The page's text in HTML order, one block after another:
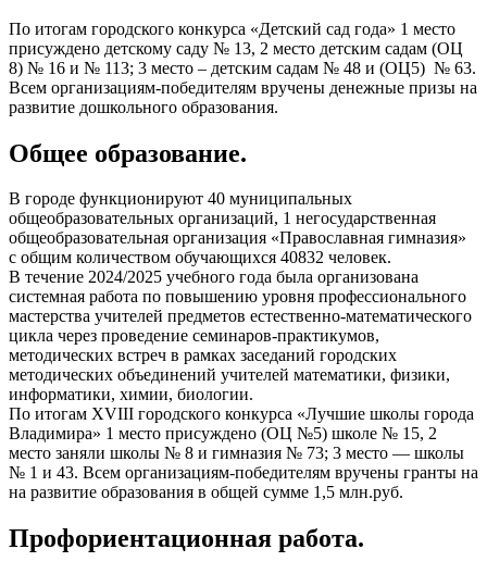
По итогам городского конкурса «Детский сад года» 1 место
присуждено детскому саду № 13, 2 место детским садам (ОЦ
8) № 16 и № 113; 3 место – детским садам № 48 и (ОЦ5) № 63.
Всем организациям-победителям вручены денежные призы на
развитие дошкольного образования.
Общее образование.
В городе функционируют 40 муниципальных
общеобразовательных организаций, 1 негосударственная
общеобразовательная организация «Православная гимназия»
с общим количеством обучающихся 40832 человек.
В течение 2024/2025 учебного года была организована
системная работа по повышению уровня профессионального
мастерства учителей предметов естественно-математического
цикла через проведение семинаров-практикумов,
методических встреч в рамках заседаний городских
методических объединений учителей математики, физики,
информатики, химии, биологии.
По итогам XVIII городского конкурса «Лучшие школы города
Владимира» 1 место присуждено (ОЦ №5) школе № 15, 2
место заняли школы № 8 и гимназия № 73; 3 место — школы
№ 1 и 43. Всем организациям-победителям вручены гранты на
на развитие образования в общей сумме 1,5 млн.руб.
Профориентационная работа.